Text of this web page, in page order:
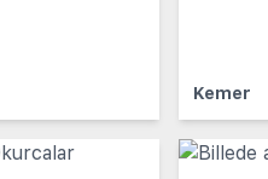
Kemer